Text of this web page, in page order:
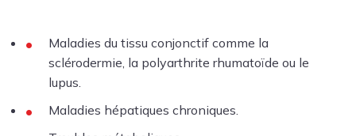
Maladies du tissu conjonctif comme la
sclérodermie, la polyarthrite rhumatoïde ou le
lupus.
Maladies hépatiques chroniques.